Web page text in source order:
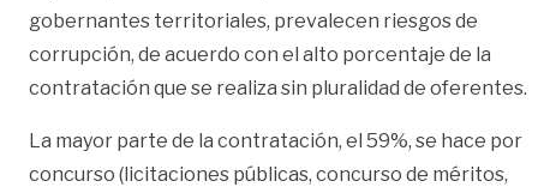
gobernantes territoriales, prevalecen riesgos de
corrupción, de acuerdo con el alto porcentaje de la
contratación que se realiza sin pluralidad de oferentes.
La mayor parte de la contratación, el 59%, se hace por
concurso (licitaciones públicas, concurso de méritos,